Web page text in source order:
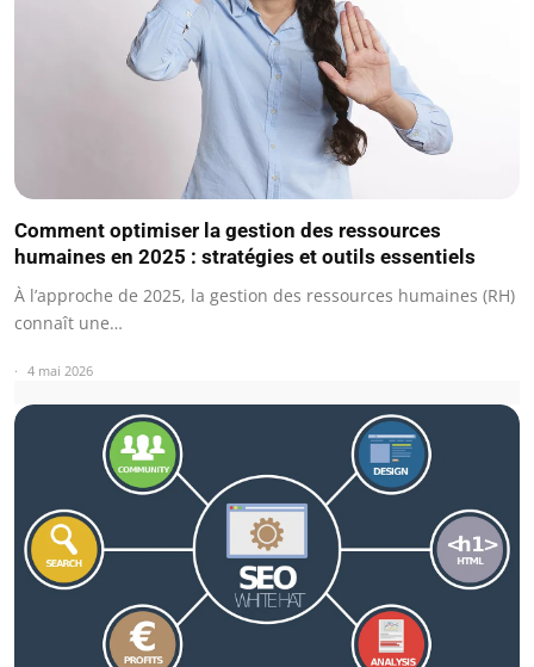
Comment optimiser la gestion des ressources
humaines en 2025 : stratégies et outils essentiels
À l’approche de 2025, la gestion des ressources humaines (RH)
connaît une…
4 mai 2026